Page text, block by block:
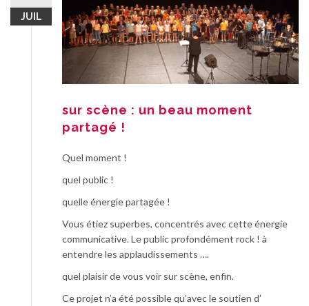
JUIL
sur scène : un beau moment
partagé !
Quel moment !
quel public !
quelle énergie partagée !
Vous étiez superbes, concentrés avec cette énergie
communicative. Le public profondément rock ! à
entendre les applaudissements ….
quel plaisir de vous voir sur scène, enfin.
Ce projet n’a été possible qu’avec le soutien d’